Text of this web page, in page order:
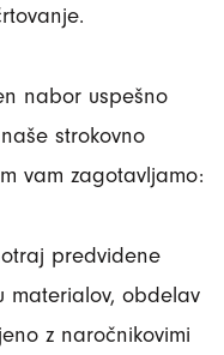
nabor uspešno
strokovno
vam zagotavljamo:
predvidene
materialov, obdelav
z naročnikovimi